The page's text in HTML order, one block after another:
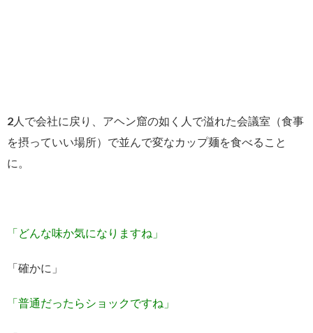
2人で会社に戻り、アヘン窟の如く人で溢れた会議室（食事
を摂っていい場所）で並んで変なカップ麺を食べること
に。
「どんな味か気になりますね」
「確かに」
「普通だったらショックですね」